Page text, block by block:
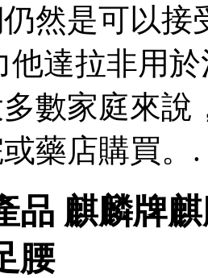
然是可以
他達拉非用
數家庭來說
藥店購買。.
品 麒麟牌
腰